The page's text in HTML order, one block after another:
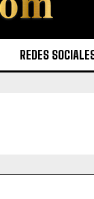
REDES